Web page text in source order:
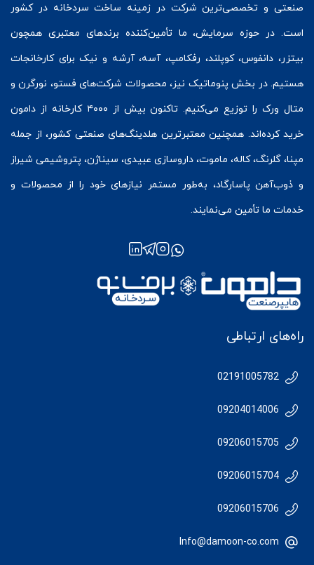
صنعتی و تخصصی‌ترین شرکت در زمینه ساخت سردخانه در کشور
است. در حوزه سرمایش، ما تأمین‌کننده برندهای معتبری همچون
بیتزر، دانفوس،کوپلند، رفکامپ، آسه، آرشه و نیک برای کارخانجات
هستیم. در بخش پنوماتیک نیز، محصولات شرکت‌های فستو، نورگرن و
متال ورک
را توزیع می‌کنیم. تاکنون بیش از ۴۰۰۰ کارخانه از دامون
خرید کرده‌اند. همچنین معتبرترین هلدینگ‌های صنعتی کشور، از جمله
مپنا، گلرنگ، کاله، ماموت، داروسازی عبیدی، سیناژن، پتروشیمی شیراز
و ذوب‌آهن پاسارگاد، به‌طور مستمر نیازهای خود را از محصولات و
خدمات ما تأمین می‌نمایند.
راه‌های ارتباطی
02191005782
09204014006
09206015705
09206015704
09206015706
Info@damoon-co.com